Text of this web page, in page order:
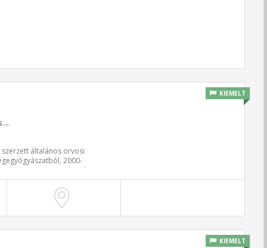
KIEMELT
...
általános orvosi
2000-
Bajcsy-Zsilinszky
Mind betegeinek,
legyen szó akár
KIEMELT